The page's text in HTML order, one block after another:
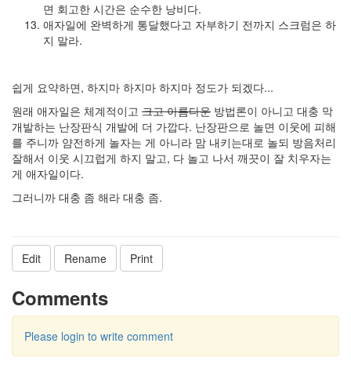
면 회고한 시간은 순수한 낭비다.
애자일에 완벽하게 통달했다고 자부하기 전까지 스크럼은 하
지 말라.
쉽게 요약하면, 하지마 하지마 하지마 정도가 되겠다...
원래 애자일은 체계적이고 크고 아름다운 방법론이 아니고 대충 막
개발하는 난장판식 개발에 더 가깝다. 난장판으로 놀면 이웃에 피해
를 주니까 얌전하게 놀자는 게 아니라 맘 내키는대로 놀되 방음처리
잘해서 이웃 시끄럽게 하지 말고, 다 놀고 나서 깨끗이 잘 치우자는
게 애자일이다.
그러니까 대충 좀 해라 대충 좀.
Edit Rename Print
Comments
Please login to write comment